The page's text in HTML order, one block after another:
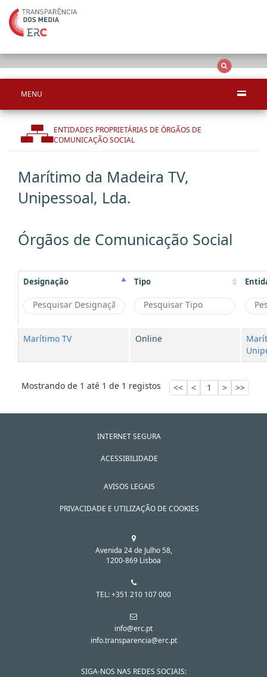
MENU
ENTIDADES PROPRIETÁRIAS DE ÓRGÃOS DE
COMUNICAÇÃO SOCIAL
Marítimo da Madeira TV,
Unipessoal, Lda.
Órgãos de Comunicação Social
Designação Tipo
Marítimo TV Online
Mostrando de 1 até 1 de 1 registos << < 1 > >>
INTERNET SEGURA
ACESSIBILIDADE
AVISOS LEGAIS
PRIVACIDADE E UTILIZAÇÃO DE COOKIES
Avenida 24 de Julho 58,
1200-869 Lisboa
TEL: +351 210 107 000
info@erc.pt
info.transparencia@erc.pt
SIGA-NOS NAS REDES SOCIAIS: